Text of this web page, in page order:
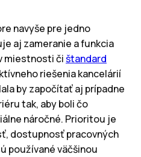
navyše pre jedno
aj zameranie a funkcia
miestnosti čištandard
riešenia kancelárií
by započítať aj prípadne
tak, aby boli čo
náročné. Prioritou je
dostupnosť pracovných
používané väčšinou